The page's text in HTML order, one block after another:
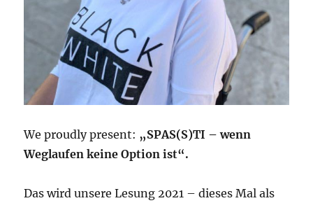
We proudly present: „SPAS(S)TI – wenn
Weglaufen keine Option ist“.
Das wird unsere Lesung 2021 – dieses Mal als